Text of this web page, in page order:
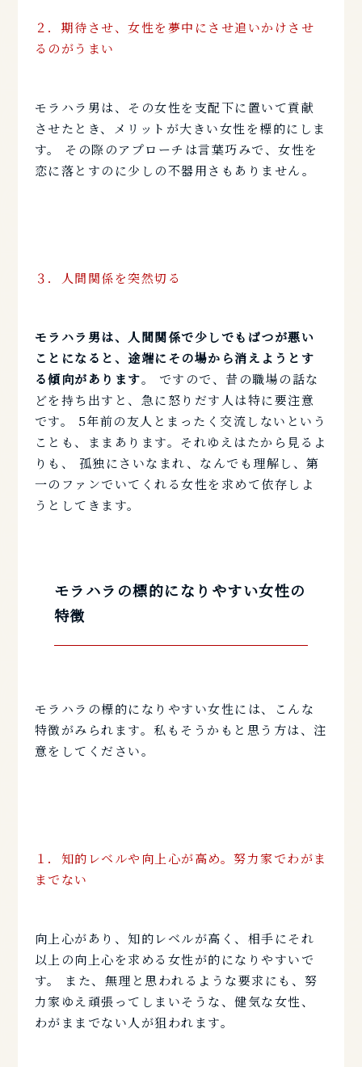
２．期待させ、女性を夢中にさせ追いかけさせ
るのがうまい
モラハラ男は、その女性を支配下に置いて貢献
させたとき、メリットが大きい女性を標的にしま
す。 その際のアプローチは言葉巧みで、女性を
恋に落とすのに少しの不器用さもありません。
３． 人間関係を突然切る
モラハラ男は、人間関係で少しでもばつが悪い
ことになると、途端にその場から消えようとす
る傾向があります。 ですので、昔の職場の話な
どを持ち出すと、急に怒りだす人は特に要注意
です。 5年前の友人とまったく交流しないという
ことも、ままあります。それゆえはたから見るよ
りも、 孤独にさいなまれ、なんでも理解し、第
一のファンでいてくれる女性を求めて依存しよ
うとしてきます。
モラハラの標的になりやすい女性の
特徴
モラハラの標的になりやすい女性には、こんな
特徴がみられます。私もそうかもと思う方は、注
意をしてください。
１． 知的レベルや向上心が高め。努力家でわがま
までない
向上心があり、知的レベルが高く、相手にそれ
以上の向上心を求める女性が的になりやすいで
す。 また、無理と思われるような要求にも、努
力家ゆえ頑張ってしまいそうな、健気な女性、
わがままでない人が狙われます。